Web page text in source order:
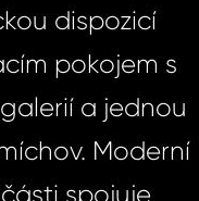
dispozicí
pokojem s
a jednou
Moderní
spojuje